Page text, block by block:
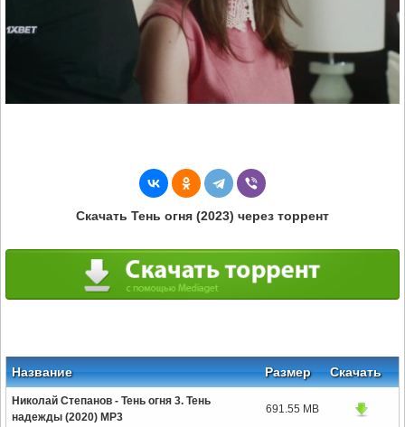
Скачать Тень огня (2023) через торрент
Название Размер Скачать
Николай Степанов - Тень огня 3. Тень
надежды (2020) MP3
691.55 MB